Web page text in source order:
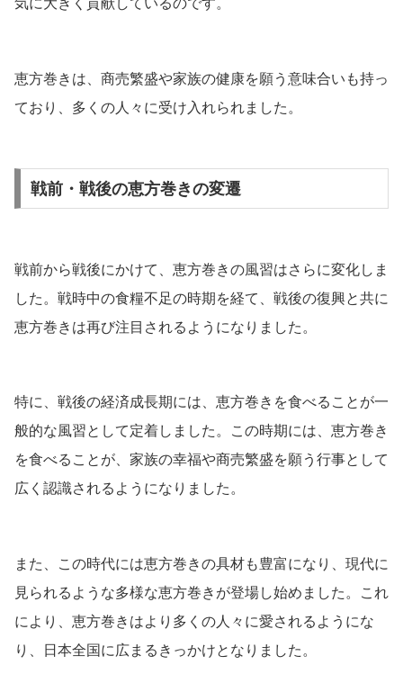
気に大きく貢献しているのです。
恵方巻きは、商売繁盛や家族の健康を願う意味合いも持っ
ており、多くの人々に受け入れられました。
戦前・戦後の恵方巻きの変遷
戦前から戦後にかけて、恵方巻きの風習はさらに変化しま
した。戦時中の食糧不足の時期を経て、戦後の復興と共に
恵方巻きは再び注目されるようになりました。
特に、戦後の経済成長期には、恵方巻きを食べることが一
般的な風習として定着しました。この時期には、恵方巻き
を食べることが、家族の幸福や商売繁盛を願う行事として
広く認識されるようになりました。
また、この時代には恵方巻きの具材も豊富になり、現代に
見られるような多様な恵方巻きが登場し始めました。これ
により、恵方巻きはより多くの人々に愛されるようにな
り、日本全国に広まるきっかけとなりました。